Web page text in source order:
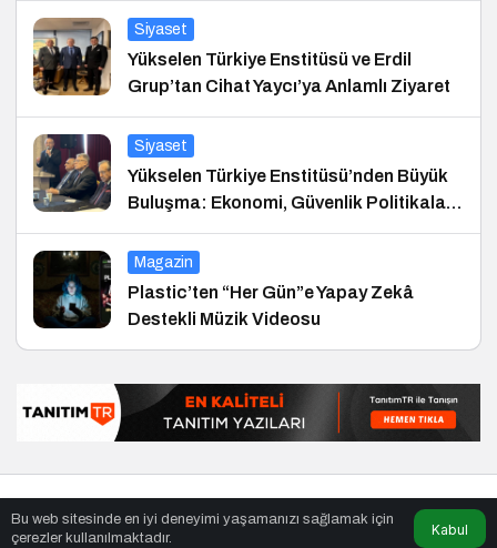
Siyaset
Yükselen Türkiye Enstitüsü ve Erdil
Grup’tan Cihat Yaycı’ya Anlamlı Ziyaret
Siyaset
Yükselen Türkiye Enstitüsü’nden Büyük
Buluşma: Ekonomi, Güvenlik Politikaları
ve Hukuk Konferansı
Magazin
Plastic’ten “Her Gün”e Yapay Zekâ
Destekli Müzik Videosu
Bu web sitesinde en iyi deneyimi yaşamanızı sağlamak için
çerezler kullanılmaktadır.
Kabul
en iyiler
listesi ,bihaber, sağlıklı